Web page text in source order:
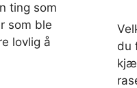
ting som
som ble
lovlig å
du